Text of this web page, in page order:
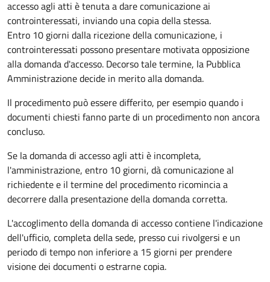
accesso agli atti è tenuta a dare comunicazione ai
controinteressati, inviando una copia della stessa.
Entro 10 giorni dalla ricezione della comunicazione, i
controinteressati possono presentare motivata opposizione
alla domanda d'accesso. Decorso tale termine, la Pubblica
Amministrazione decide in merito alla domanda.
Il procedimento può essere differito, per esempio quando i
documenti chiesti fanno parte di un procedimento non ancora
concluso.
Se la domanda di accesso agli atti è incompleta,
l'amministrazione, entro 10 giorni, dà comunicazione al
richiedente e il termine del procedimento ricomincia a
decorrere dalla presentazione della domanda corretta.
L'accoglimento della domanda di accesso contiene l'indicazione
dell'ufficio, completa della sede, presso cui rivolgersi e un
periodo di tempo non inferiore a 15 giorni per prendere
visione dei documenti o estrarne copia.